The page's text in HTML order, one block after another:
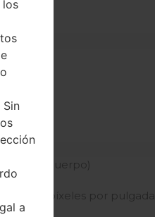
cuerpo)
de píxeles por pulgada)
los
a